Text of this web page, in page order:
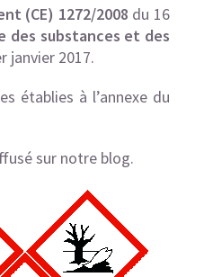
(CE) 1272/2008 du 16
des substances et des
janvier 2017.
établies à l’annexe du
sur notre blog.